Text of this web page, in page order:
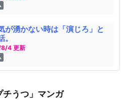
が湧かない時は「演じろ」と
。
4 更新
チうつ」マンガ